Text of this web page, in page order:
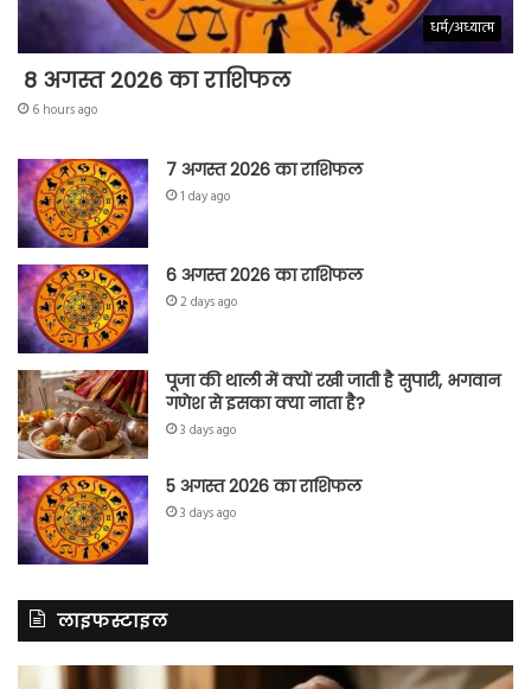
धर्म/अध्यात्म
8 अगस्त 2026 का राशिफल
6 hours ago
7 अगस्त 2026 का राशिफल
1 day ago
6 अगस्त 2026 का राशिफल
2 days ago
पूजा की थाली में क्यों रखी जाती है सुपारी, भगवान
गणेश से इसका क्या नाता है?
3 days ago
5 अगस्त 2026 का राशिफल
3 days ago
लाइफस्टाइल